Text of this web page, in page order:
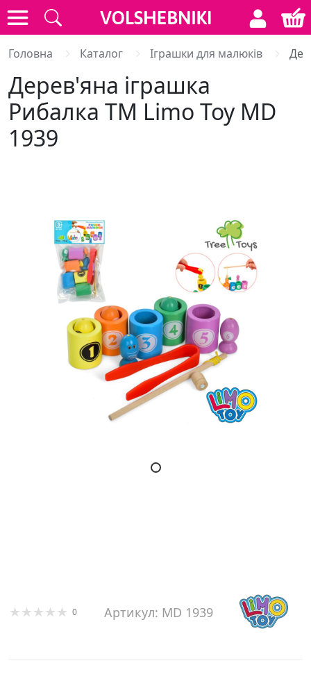
Головна Каталог Іграшки для малюків
Дерев'яна іграшка
Рибалка ТМ Limo Toy MD
1939
0 Артикул: MD 1939